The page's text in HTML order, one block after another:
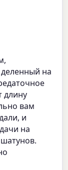
деленный на
длину
вам
и
на